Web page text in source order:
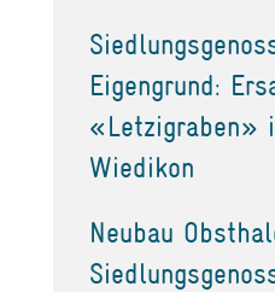
Eigengrund:
«Letzigraben»
Wiedikon
Neubau